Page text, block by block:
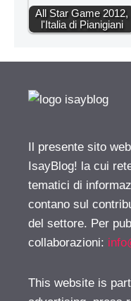
All Star Game 2012,
l'Italia di Pianigiani
Il presente sito
IsayBlog! la cui
tematici di
contano sul
del settore. Per
collaborazioni:
This website is